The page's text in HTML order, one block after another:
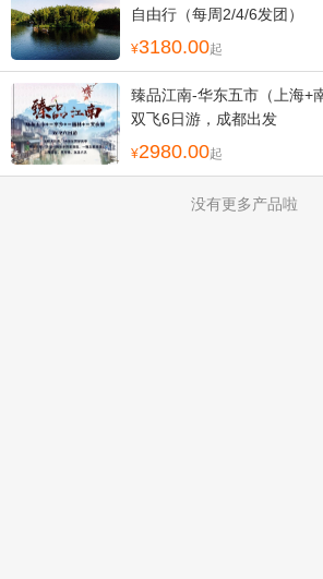
自由行（每周2/4/6发团）
3180.00起
臻品江南-华东五市（上海+
双飞6日游，成都出发
2980.00起
没有更多产品啦